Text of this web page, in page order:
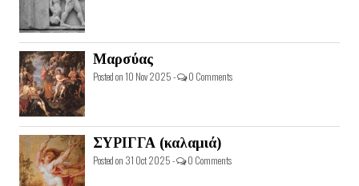
Μαρσύας
Posted on 10 Nov 2025 - 0 Comments
ΣΥΡΙΓΓΑ (καλαμιά)
Posted on 31 Oct 2025 - 0 Comments